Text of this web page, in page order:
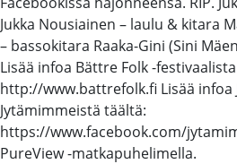
Jukka Nousiainen – laulu & kitara
– bassokitara Raaka-Gini (Sini
Lisää infoa Bättre Folk -
http://www.battrefolk.fi Lisää infoa
Jytämimmeistä täältä:
https://www.facebook.com/
PureView -matkapuhelimella.